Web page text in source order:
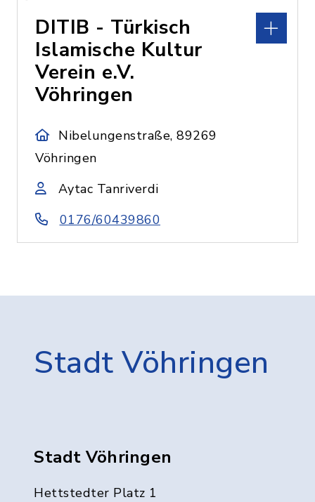
DITIB - Türkisch
Islamische Kultur
Verein e.V.
Vöhringen
Nibelungenstraße, 89269
Vöhringen
Aytac Tanriverdi
0176/60439860
Stadt Vöhringen
Stadt Vöhringen
Hettstedter Platz 1